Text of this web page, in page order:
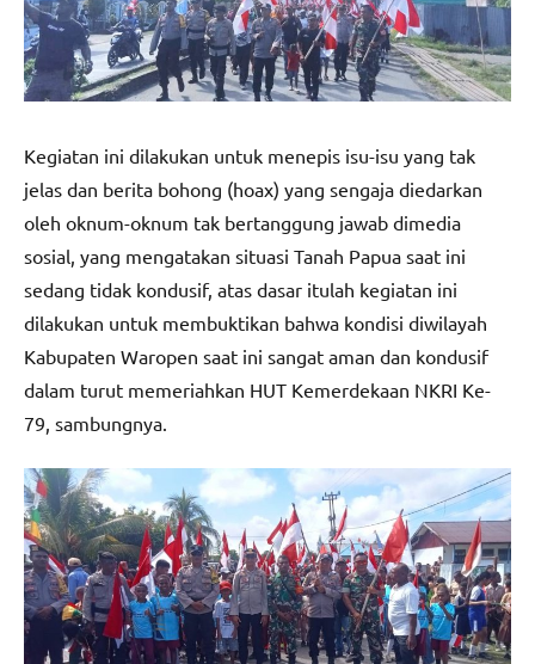
Kegiatan ini dilakukan untuk menepis isu-isu yang tak
jelas dan berita bohong (hoax) yang sengaja diedarkan
oleh oknum-oknum tak bertanggung jawab dimedia
sosial, yang mengatakan situasi Tanah Papua saat ini
sedang tidak kondusif, atas dasar itulah kegiatan ini
dilakukan untuk membuktikan bahwa kondisi diwilayah
Kabupaten Waropen saat ini sangat aman dan kondusif
dalam turut memeriahkan HUT Kemerdekaan NKRI Ke-
79, sambungnya.